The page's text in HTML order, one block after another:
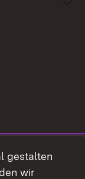
gestalten
wir